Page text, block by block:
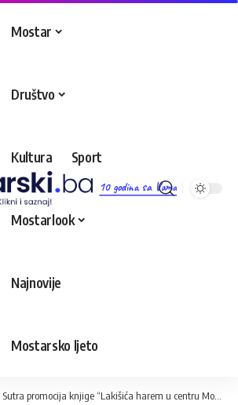
10 godina sa Vama
Mostar
Društvo
Kultura Sport
Mostarlook
Najnovije
Mostarsko ljeto
Sutra promocija knjige “Lakišića harem u centru Mostara – trajanje i otimanje”